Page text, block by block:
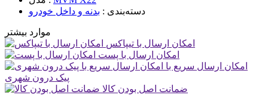
دسته‌بندی : بدنه و داخل خودرو
موارد بیشتر
امکان ارسال با تیپاکس
امکان ارسال با پست
امکان ارسال سریع با
پیک درون شهری
ضمانت اصل بودن کالا